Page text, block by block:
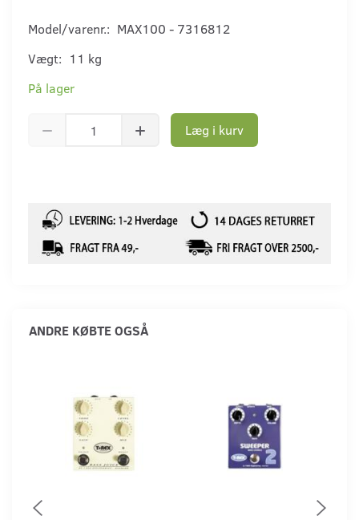
Model/varenr.: MAX100 - 7316812
Vægt: 11 kg
På lager
Læg i kurv
ANDRE KØBTE OGSÅ